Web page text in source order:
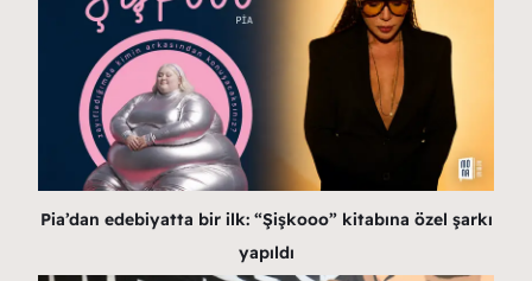
Pia’dan edebiyatta bir ilk: “Şişkooo” kitabına özel şarkı
yapıldı